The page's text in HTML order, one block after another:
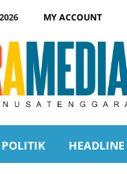
MY ACCOUNT
POLITIK HEADLINE